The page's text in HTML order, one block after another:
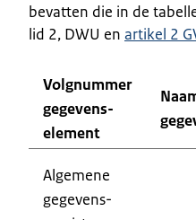
bevatten die in de
lid 2, DWU en artikel 2
Volgnummer
gegevens-
element
Algemene
gegevens-